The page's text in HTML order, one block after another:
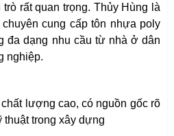
rất quan trọng. Thủy Hùng là
cung cấp tôn nhựa poly
đa dạng nhu cầu từ nhà ở dân
nghiệp.
lượng cao, có nguồn gốc rõ
thuật trong xây dựng